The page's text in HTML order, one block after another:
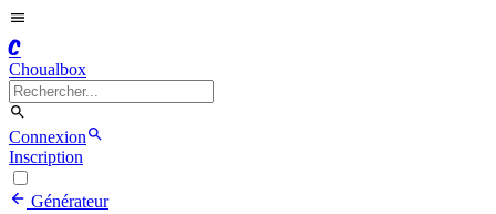
C
Choualbox
Connexion
Inscription
Générateur